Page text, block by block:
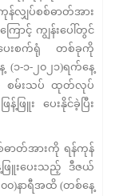
ကုန်လျှပ်စစ်ဓာတ်အား
ောင့် ကျွန်းပေါ်တွင်
ပေးစက်ရုံ တစ်ခုကို
-၁-၂၀၂၁)ရက်နေ့
စမ်းသပ် ထုတ်လုပ်
ဖြူး ပေးနိုင်ခဲ့ပြီး
ာတ်အားကို ရန်ကုန်
ဖြူးပေးသည့် ဒီဇယ်
:၀၀)နာရီအထိ (တစ်နေ့